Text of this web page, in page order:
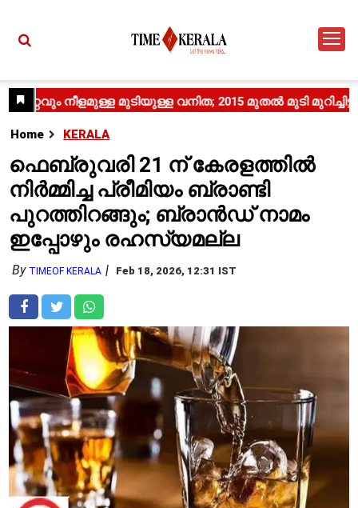
Home KERALA
ഫെബ്രുവരി 21 ന് കേരളത്തിൽ
നിർമ്മിച്ച പ്രീമിയം ബ്രാണ്ടി
പുറത്തിറങ്ങും; ബ്രാൻഡ് നാമം
ഇപ്പോഴും രഹസ്യമല്ല
By TIMEOF KERALA Feb 18, 2026, 12:31 IST